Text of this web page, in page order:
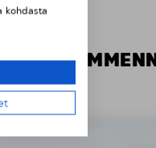
kohdasta